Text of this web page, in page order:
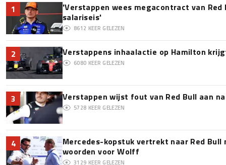
1
'Verstappen wees megacontract van
salariseis'
8612 KEER GELEZEN
2 Verstappens inhaalactie op Hamilton
6080 KEER GELEZEN
3 Verstappen wijst fout van Red Bull aan
5728 KEER GELEZEN
4
Mercedes-kopstuk vertrekt naar Red
woorden voor Wolff
3129 KEER GELEZEN